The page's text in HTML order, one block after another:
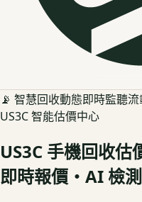
📡 智慧回收動態即時監聽流
US3C 智能估價中心
US3C 手機回收估
即時報價・AI 檢